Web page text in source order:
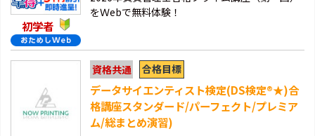
初学者
をＷebで無料体験！
資格共通 合格目標
データサイエンティスト検定(DS検定®★)合
格講座スタンダード/パーフェクト/プレミア
ム/総まとめ演習)